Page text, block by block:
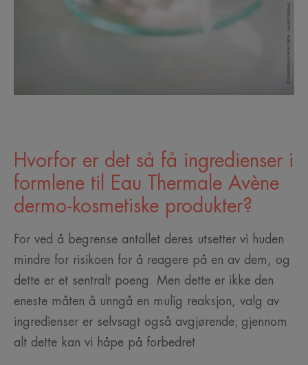
Hvorfor er det så få ingredienser i
formlene til Eau Thermale Avène
dermo-kosmetiske produkter?
For ved å begrense antallet deres utsetter vi huden
mindre for risikoen for å reagere på en av dem, og
dette er et sentralt poeng. Men dette er ikke den
eneste måten å unngå en mulig reaksjon, valg av
ingredienser er selvsagt også avgjørende; gjennom
alt dette kan vi håpe på forbedret